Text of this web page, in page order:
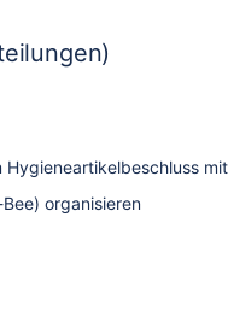
organisieren